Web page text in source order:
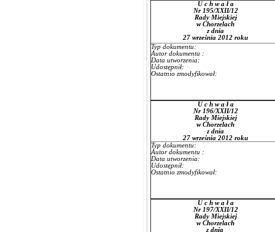
U c h w a ł a
Nr 195/XXII/12
Rady Miejskiej
w Chorzelach
z dnia
27 września 2012 roku
Typ dokumentu:
Autor dokumentu :
Data utworzenia:
Udostępnił:
Ostatnio zmodyfikował:
U c h w a ł a
Nr 196/XXII/12
Rady Miejskiej
w Chorzelach
z dnia
27 września 2012 roku
Typ dokumentu:
Autor dokumentu :
Data utworzenia:
Udostępnił:
Ostatnio zmodyfikował:
U c h w a ł a
Nr 197/XXII/12
Rady Miejskiej
w Chorzelach
z dnia